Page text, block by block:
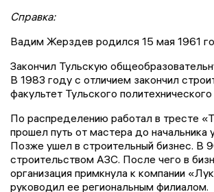
Справка:
Вадим Жерздев родился 15 мая 1961
Закончил Тульскую
В 1983 году с отличием закончил
факультет Тульского политехнического
По распределению работал в тресте
прошел путь от мастера до начальника
Позже ушел в строительный бизнес. В
строительством АЗС. После чего в
организация примкнула к компании
руководил ее региональным филиалом.